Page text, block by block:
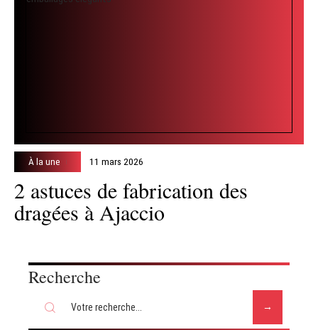
À la une 11 mars 2026
2 astuces de fabrication des
dragées à Ajaccio
Recherche